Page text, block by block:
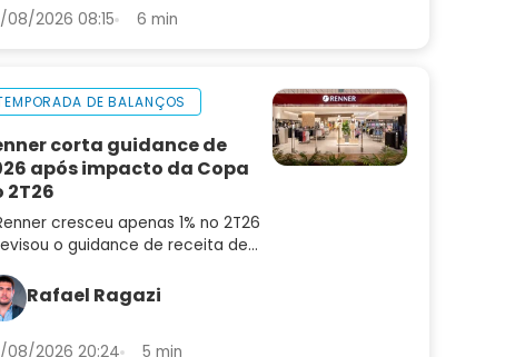
08/2026 08:15 6 min
DE BALANÇOS
corta guidance de
após impacto da Copa
2T26
cresceu apenas 1% no 2T26
o guidance de receita de
balanço e as perspectivas para
Rafael Ragazi
08/2026 20:24 5 min